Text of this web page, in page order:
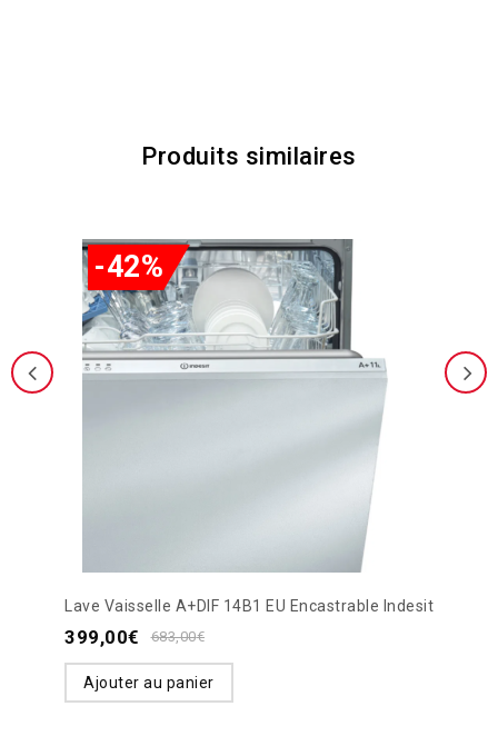
Produits similaires
-42%
Lave Vaisselle A+DIF 14B1 EU Encastrable Indesit
683,00€
399,00€
Ajouter au panier